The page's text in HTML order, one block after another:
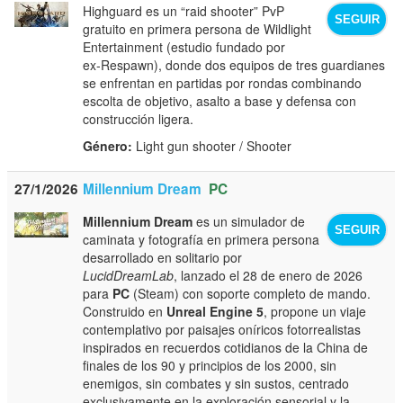
SEGUIR
Highguard es un “raid shooter” PvP
gratuito en primera persona de Wildlight
Entertainment (estudio fundado por
ex‑Respawn), donde dos equipos de tres guardianes
se enfrentan en partidas por rondas combinando
escolta de objetivo, asalto a base y defensa con
construcción ligera.
Género: Light gun shooter / Shooter
27/1/2026 Millennium Dream PC
SEGUIR
Millennium Dream es un simulador de
caminata y fotografía en primera persona
desarrollado en solitario por
LucidDreamLab, lanzado el 28 de enero de 2026
para PC (Steam) con soporte completo de mando.
Construido en Unreal Engine 5, propone un viaje
contemplativo por paisajes oníricos fotorrealistas
inspirados en recuerdos cotidianos de la China de
finales de los 90 y principios de los 2000, sin
enemigos, sin combates y sin sustos, centrado